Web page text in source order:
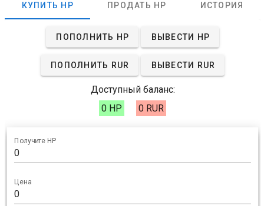
КУПИТЬ HP ПРОДАТЬ HP ИСТОРИЯ
ПОПОЛНИТЬ HP ВЫВЕСТИ HP
ПОПОЛНИТЬ RUR ВЫВЕСТИ RUR
Доступный баланс:
0 HP
0 RUR
Получите HP
Цена